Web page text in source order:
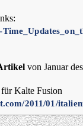
von Januar
für Kalte Fusion
2011/01/